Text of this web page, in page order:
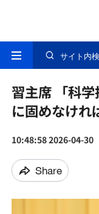
サイト内
習主席 「科
に固めなけれ
10:48:58 2026-04-30
Share